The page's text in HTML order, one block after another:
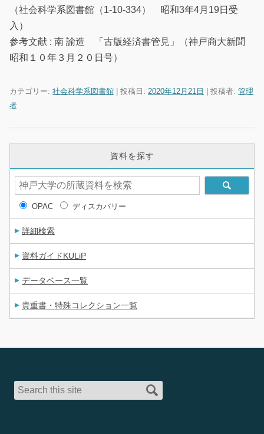
（社会科学系図書館（1-10-334） 昭和3年4月19日受
入）
参考文献 : 南 諭造 「古版経済書管見」（神戸商大新聞
昭和１０年３月２０日号）
カテゴリー: 社会科学系図書館 | 投稿日: 2020年12月21日 投稿者: 管理
者
資料を探す
OPAC ディスカバリー
詳細検索
資料ガイドKULiP
データベース一覧
貴重書・特殊コレクション一覧